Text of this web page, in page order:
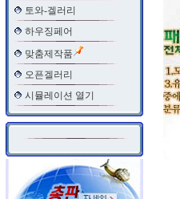
토와-겔러리
하우징페어
맞춤제작품
오픈겔러리
시뮬레이션 열기